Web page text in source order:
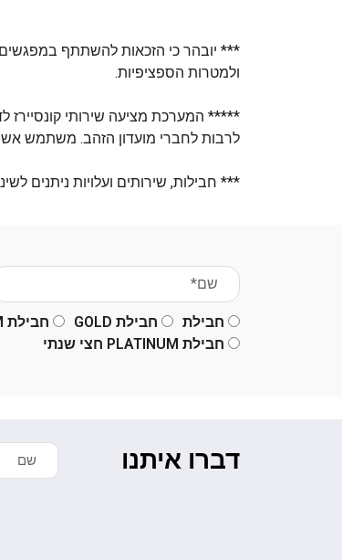
*** יובהר כי הזכאות להשתתף
ולמטרות הספציפיות.
***** המערכת מציעה שירותי קונסיירז
לרבות לחברי מועדון הזהב. משתמש
*** חבילות, שירותים ועלויות ניתנים
חבילת חבילת GOLD
חבילת PLATINUM רבעוני
חבילת PLATINUM חצי שנתי
דברו איתנו